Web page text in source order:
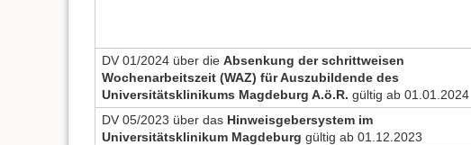
DV 01/2024 über die Absenkung der schrittweisen
Wochenarbeitszeit (WAZ) für Auszubildende des
Universitätsklinikums Magdeburg A.ö.R. gültig ab 01.01.2024
DV 05/2023 über das Hinweisgebersystem im
Universitätsklinikum Magdeburg gültig ab 01.12.2023